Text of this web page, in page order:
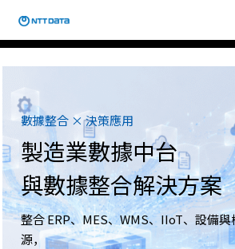
主
要
數據整合 × 決策應用
製造業數據中台
與數據整合解決方案
整合 ERP、MES、WMS、IIoT、設備
源，